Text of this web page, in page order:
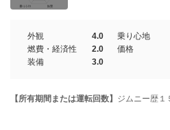
外観 4.0 乗り心地
燃費・経済性
2.0 価格
装備
3.0
【所有期間または運転回数】 ジムニー歴１